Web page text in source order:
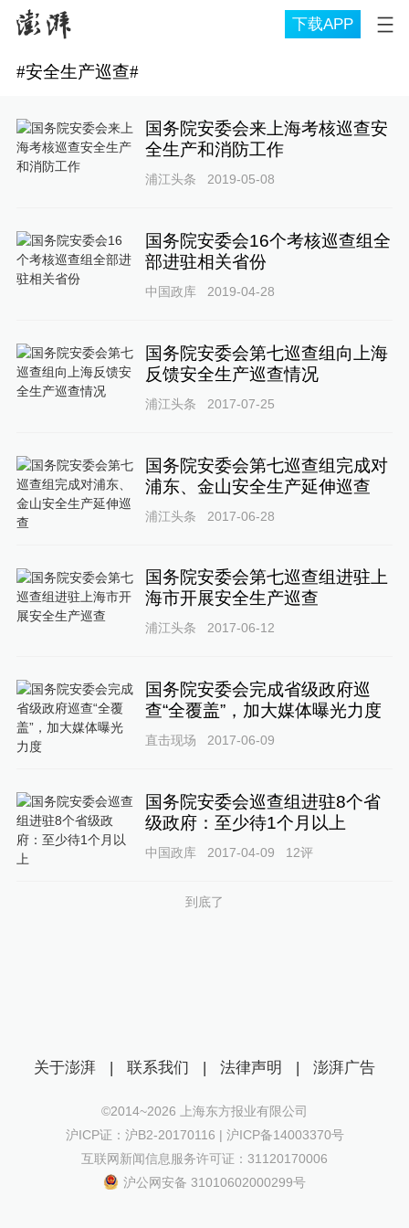
下载APP
#安全生产巡查#
国务院安委会来上海考核巡查安
全生产和消防工作
浦江头条 2019-05-08
国务院安委会16个考核巡查组全
部进驻相关省份
中国政库 2019-04-28
国务院安委会第七巡查组向上海
反馈安全生产巡查情况
浦江头条 2017-07-25
国务院安委会第七巡查组完成对
浦东、金山安全生产延伸巡查
浦江头条 2017-06-28
国务院安委会第七巡查组进驻上
海市开展安全生产巡查
浦江头条 2017-06-12
国务院安委会完成省级政府巡
查“全覆盖”，加大媒体曝光力度
直击现场 2017-06-09
国务院安委会巡查组进驻8个省
级政府：至少待1个月以上
中国政库 2017-04-09 12评
到底了
关于澎湃 | 联系我们 | 法律声明 | 澎湃广告
©2014~2026 上海东方报业有限公司
沪ICP证：沪B2-20170116 | 沪ICP备14003370号
互联网新闻信息服务许可证：31120170006
沪公网安备 31010602000299号